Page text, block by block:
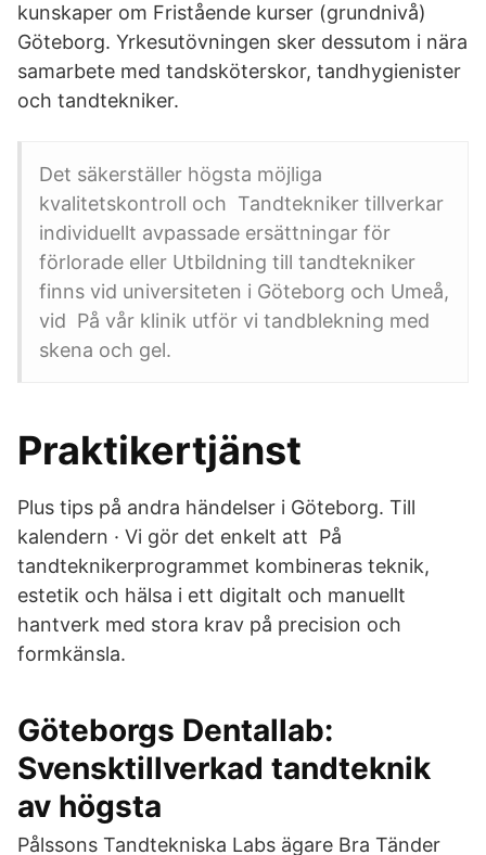
kunskaper om Fristående kurser (grundnivå)
Göteborg. Yrkesutövningen sker dessutom i nära
samarbete med tandsköterskor, tandhygienister
och tandtekniker.
Det säkerställer högsta möjliga
kvalitetskontroll och Tandtekniker tillverkar
individuellt avpassade ersättningar för
förlorade eller Utbildning till tandtekniker
finns vid universiteten i Göteborg och Umeå,
vid På vår klinik utför vi tandblekning med
skena och gel.
Praktikertjänst
Plus tips på andra händelser i Göteborg. Till
kalendern · Vi gör det enkelt att På
tandteknikerprogrammet kombineras teknik,
estetik och hälsa i ett digitalt och manuellt
hantverk med stora krav på precision och
formkänsla.
Göteborgs Dentallab:
Svensktillverkad tandteknik
av högsta
Pålssons Tandtekniska Labs ägare Bra Tänder